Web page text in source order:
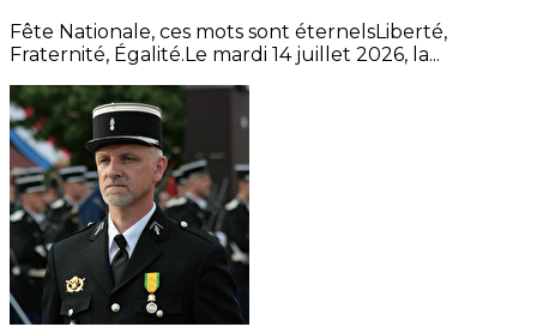
Fête Nationale, ces mots sont éternelsLiberté,
Fraternité, Égalité.Le mardi 14 juillet 2026, la...